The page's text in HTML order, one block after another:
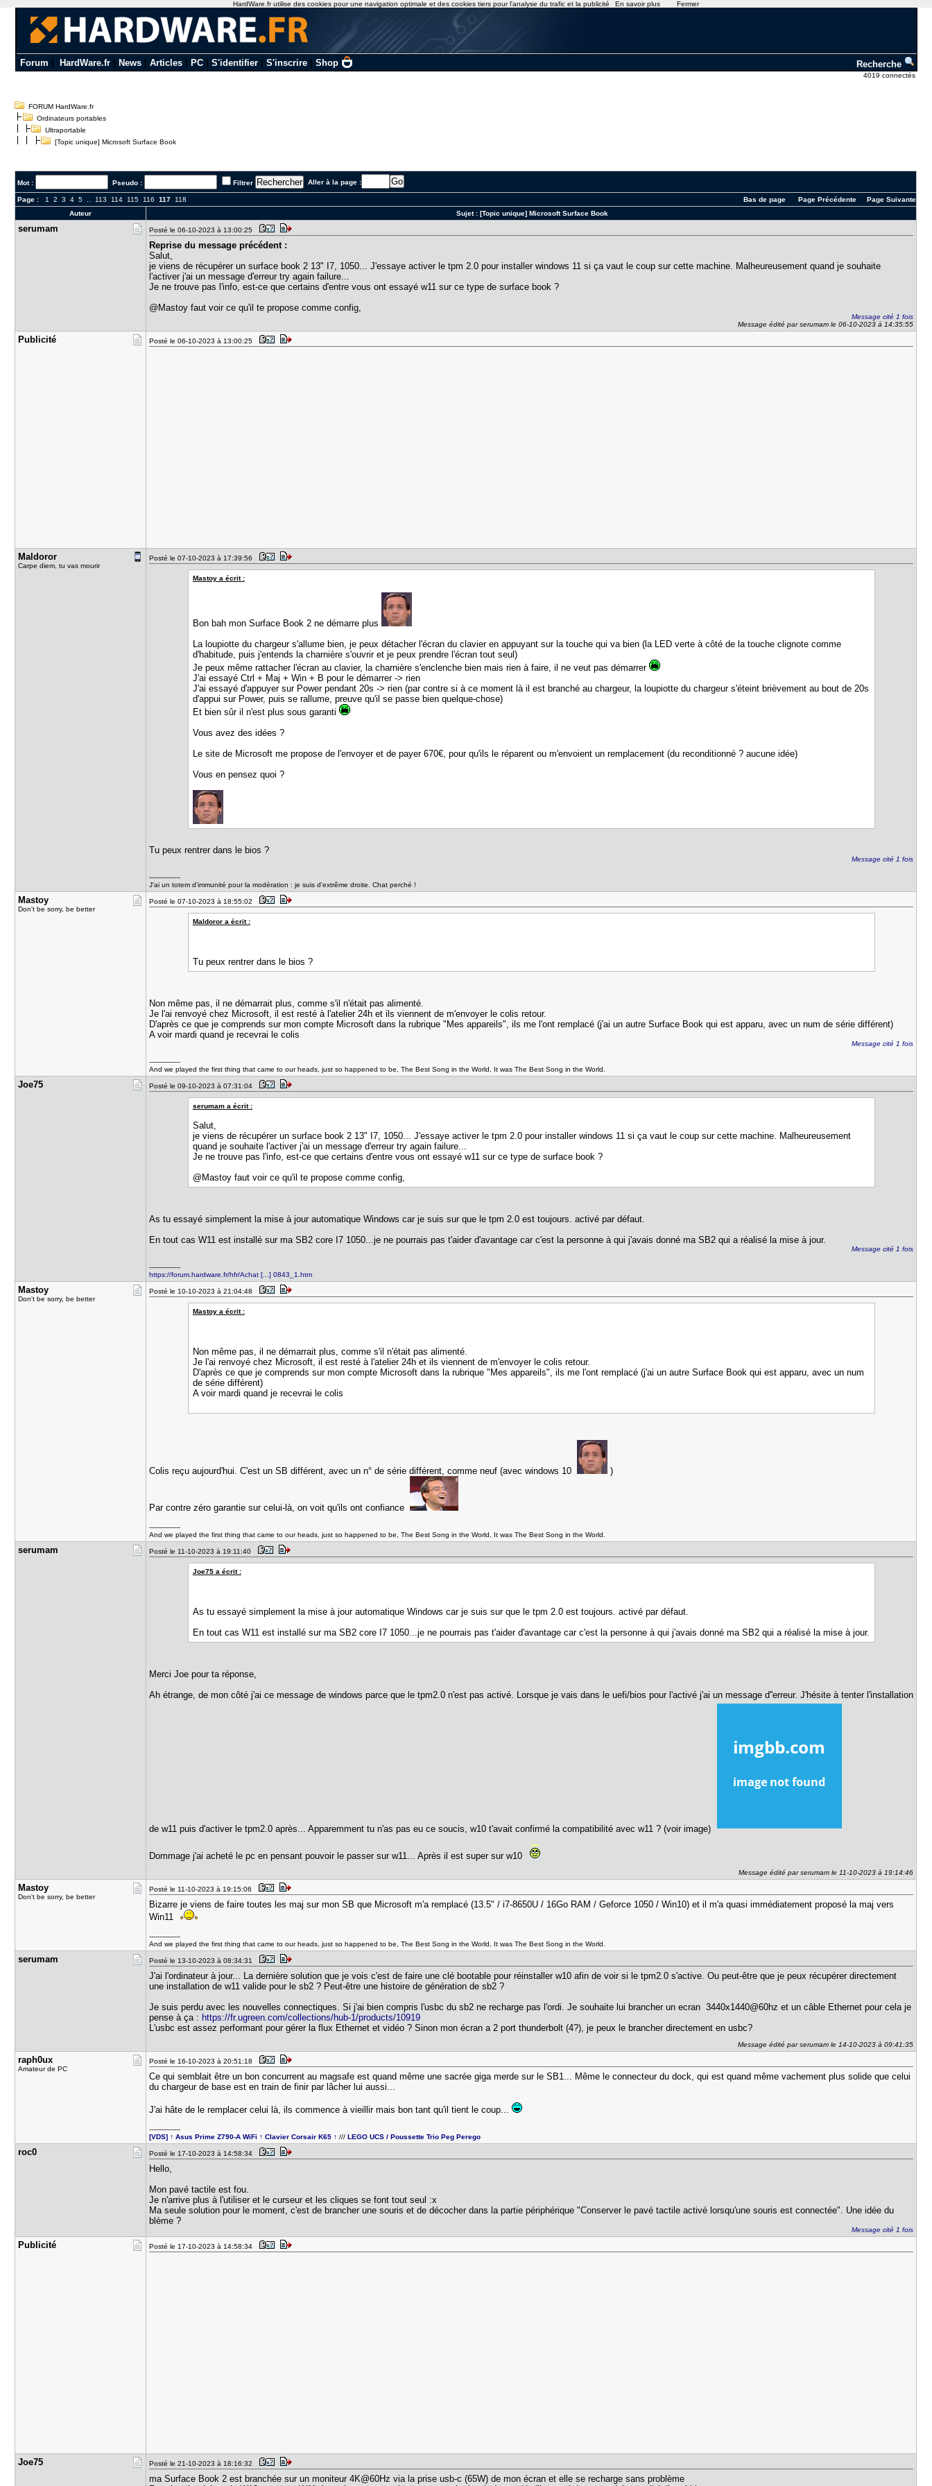
Forum HardWare.fr| News| Articles| PC| S'identifier| S'inscrire| Shop Recherche
4019 connectés
FORUM HardWare.fr
Ordinateurs portables
Ultraportable
[Topic unique] Microsoft Surface Book
Mot : Pseudo : Filtrer Aller à la page :
Page : 1 2 3 4 5 113 114 115 116 117 118 Page Suivante
Page Précédente
Bas de page
Auteur
Sujet :[Topic unique] Microsoft Surface Book
serumam Posté le 06-10-2023 à 13:00:25
Reprise du message précédent :
Salut,
je viens de récupérer un surface book 2 13" I7, 1050... J'essaye activer le tpm 2.0 pour installer windows 11 si ça vaut le coup sur cette machine. Malheureusement quand je souhaite
l'activer j'ai un message d'erreur try again failure...
Je ne trouve pas l'info, est-ce que certains d'entre vous ont essayé w11 sur ce type de surface book ?
@Mastoy faut voir ce qu'il te propose comme config,
Message cité 1 fois
Message édité par serumam le 06-10-2023 à 14:35:55
Publicité Posté le 06-10-2023 à 13:00:25
Maldoror
Carpe diem, tu vas mourir
Posté le 07-10-2023 à 17:39:56
Mastoy a écrit :
Bon bah mon Surface Book 2 ne démarre plus
La loupiotte du chargeur s'allume bien, je peux détacher l'écran du clavier en appuyant sur la touche qui va bien (la LED verte à côté de la touche clignote comme
d'habitude, puis j'entends la charnière s'ouvrir et je peux prendre l'écran tout seul)
Je peux même rattacher l'écran au clavier, la charnière s'enclenche bien mais rien à faire, il ne veut pas démarrer
J'ai essayé Ctrl + Maj + Win + B pour le démarrer -> rien
J'ai essayé d'appuyer sur Power pendant 20s -> rien (par contre si à ce moment là il est branché au chargeur, la loupiotte du chargeur s'éteint brièvement au bout de 20s
d'appui sur Power, puis se rallume, preuve qu'il se passe bien quelque-chose)
Et bien sûr il n'est plus sous garanti
Vous avez des idées ?
Le site de Microsoft me propose de l'envoyer et de payer 670€, pour qu'ils le réparent ou m'envoient un remplacement (du reconditionné ? aucune idée)
Vous en pensez quoi ?
Tu peux rentrer dans le bios ?
Message cité 1 fois
---------------
J'ai un totem d'immunité pour la modération : je suis d'extrême droite. Chat perché !
Mastoy
Don't be sorry, be better
Posté le 07-10-2023 à 18:55:02
Maldoror a écrit :
Tu peux rentrer dans le bios ?
Non même pas, il ne démarrait plus, comme s'il n'était pas alimenté.
Je l'ai renvoyé chez Microsoft, il est resté à l'atelier 24h et ils viennent de m'envoyer le colis retour.
D'après ce que je comprends sur mon compte Microsoft dans la rubrique "Mes appareils", ils me l'ont remplacé (j'ai un autre Surface Book qui est apparu, avec un num de série différent)
A voir mardi quand je recevrai le colis
Message cité 1 fois
---------------
And we played the first thing that came to our heads, just so happened to be, The Best Song in the World, It was The Best Song in the World.
Joe75 Posté le 09-10-2023 à 07:31:04
serumam a écrit :
Salut,
je viens de récupérer un surface book 2 13" I7, 1050... J'essaye activer le tpm 2.0 pour installer windows 11 si ça vaut le coup sur cette machine. Malheureusement
quand je souhaite l'activer j'ai un message d'erreur try again failure...
Je ne trouve pas l'info, est-ce que certains d'entre vous ont essayé w11 sur ce type de surface book ?
@Mastoy faut voir ce qu'il te propose comme config,
As tu essayé simplement la mise à jour automatique Windows car je suis sur que le tpm 2.0 est toujours. activé par défaut.
En tout cas W11 est installé sur ma SB2 core I7 1050...je ne pourrais pas t'aider d'avantage car c'est la personne à qui j'avais donné ma SB2 qui a réalisé la mise à jour.
Message cité 1 fois
---------------
https://forum.hardware.fr/hfr/Achat [...] 0843_1.htm
Mastoy
Don't be sorry, be better
Posté le 10-10-2023 à 21:04:48
Mastoy a écrit :
Non même pas, il ne démarrait plus, comme s'il n'était pas alimenté.
Je l'ai renvoyé chez Microsoft, il est resté à l'atelier 24h et ils viennent de m'envoyer le colis retour.
D'après ce que je comprends sur mon compte Microsoft dans la rubrique "Mes appareils", ils me l'ont remplacé (j'ai un autre Surface Book qui est apparu, avec un num
de série différent)
A voir mardi quand je recevrai le colis
Colis reçu aujourd'hui. C'est un SB différent, avec un n° de série différent, comme neuf (avec windows 10 )
Par contre zéro garantie sur celui-là, on voit qu'ils ont confiance
---------------
And we played the first thing that came to our heads, just so happened to be, The Best Song in the World, It was The Best Song in the World.
serumam Posté le 11-10-2023 à 19:11:40
Joe75 a écrit :
As tu essayé simplement la mise à jour automatique Windows car je suis sur que le tpm 2.0 est toujours. activé par défaut.
En tout cas W11 est installé sur ma SB2 core I7 1050...je ne pourrais pas t'aider d'avantage car c'est la personne à qui j'avais donné ma SB2 qui a réalisé la mise à jour.
Merci Joe pour ta réponse,
Ah étrange, de mon côté j'ai ce message de windows parce que le tpm2.0 n'est pas activé. Lorsque je vais dans le uefi/bios pour l'activé j'ai un message d''erreur. J'hésite à tenter l'installation
de w11 puis d'activer le tpm2.0 après... Apparemment tu n'as pas eu ce soucis, w10 t'avait confirmé la compatibilité avec w11 ? (voir image)
Dommage j'ai acheté le pc en pensant pouvoir le passer sur w11... Après il est super sur w10
Message édité par serumam le 11-10-2023 à 19:14:46
Mastoy
Don't be sorry, be better
Posté le 11-10-2023 à 19:15:06
Bizarre je viens de faire toutes les maj sur mon SB que Microsoft m'a remplacé (13.5" / i7-8650U / 16Go RAM / Geforce 1050 / Win10) et il m'a quasi immédiatement proposé la maj vers
Win11
---------------
And we played the first thing that came to our heads, just so happened to be, The Best Song in the World, It was The Best Song in the World.
serumam Posté le 13-10-2023 à 08:34:31
J'ai l'ordinateur à jour... La dernière solution que je vois c'est de faire une clé bootable pour réinstaller w10 afin de voir si le tpm2.0 s'active. Ou peut-être que je peux récupérer directement
une installation de w11 valide pour le sb2 ? Peut-être une histoire de génération de sb2 ?
Je suis perdu avec les nouvelles connectiques. Si j'ai bien compris l'usbc du sb2 ne recharge pas l'ordi. Je souhaite lui brancher un ecran 3440x1440@60hz et un câble Ethernet pour cela je
pense à ça : https://fr.ugreen.com/collections/hub-1/products/10919
L'usbc est assez performant pour gérer la flux Ethernet et vidéo ? Sinon mon écran a 2 port thunderbolt (4?), je peux le brancher directement en usbc?
Message édité par serumam le 14-10-2023 à 09:41:35
raph0ux
Amateur de PC
Posté le 16-10-2023 à 20:51:18
Ce qui semblait être un bon concurrent au magsafe est quand même une sacrée giga merde sur le SB1... Même le connecteur du dock, qui est quand même vachement plus solide que celui
du chargeur de base est en train de finir par lâcher lui aussi...
J'ai hâte de le remplacer celui là, ils commence à vieillir mais bon tant qu'il tient le coup...
---------------
[VDS] ↑ Asus Prime Z790-A WiFi ↑ Clavier Corsair K65 ↑ ///LEGO UCS / Poussette Trio Peg Perego
roc0 Posté le 17-10-2023 à 14:58:34
Hello,
Mon pavé tactile est fou.
Je n'arrive plus à l'utiliser et le curseur et les cliques se font tout seul :x
Ma seule solution pour le moment, c'est de brancher une souris et de décocher dans la partie périphérique "Conserver le pavé tactile activé lorsqu'une souris est connectée". Une idée du
blème ?
Message cité 1 fois
Publicité Posté le 17-10-2023 à 14:58:34
Joe75 Posté le 21-10-2023 à 18:16:32
ma Surface Book 2 est branchée sur un moniteur 4K@60Hz via la prise usb-c (65W) de mon écran et elle se recharge sans problème
HardWare.fr utilise des cookies pour une navigation optimale et des cookies tiers pour l'analyse du trafic et la publicité En savoir plus Fermer